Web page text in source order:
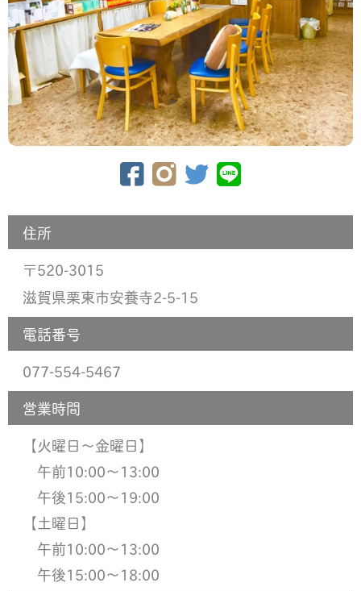
住所
〒520-3015
滋賀県栗東市安養寺2-5-15
電話番号
077-554-5467
営業時間
【火曜日〜金曜日】
午前10:00〜13:00
午後15:00〜19:00
【土曜日】
午前10:00〜13:00
午後15:00〜18:00